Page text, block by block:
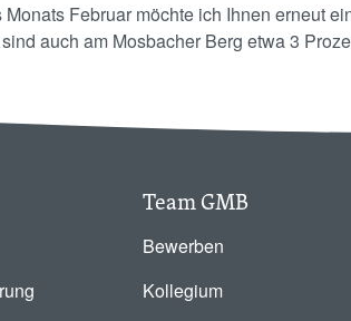
Februar möchte ich Ihnen erneut
auch am Mosbacher Berg etwa 3
Team GMB
Bewerben
Kollegium